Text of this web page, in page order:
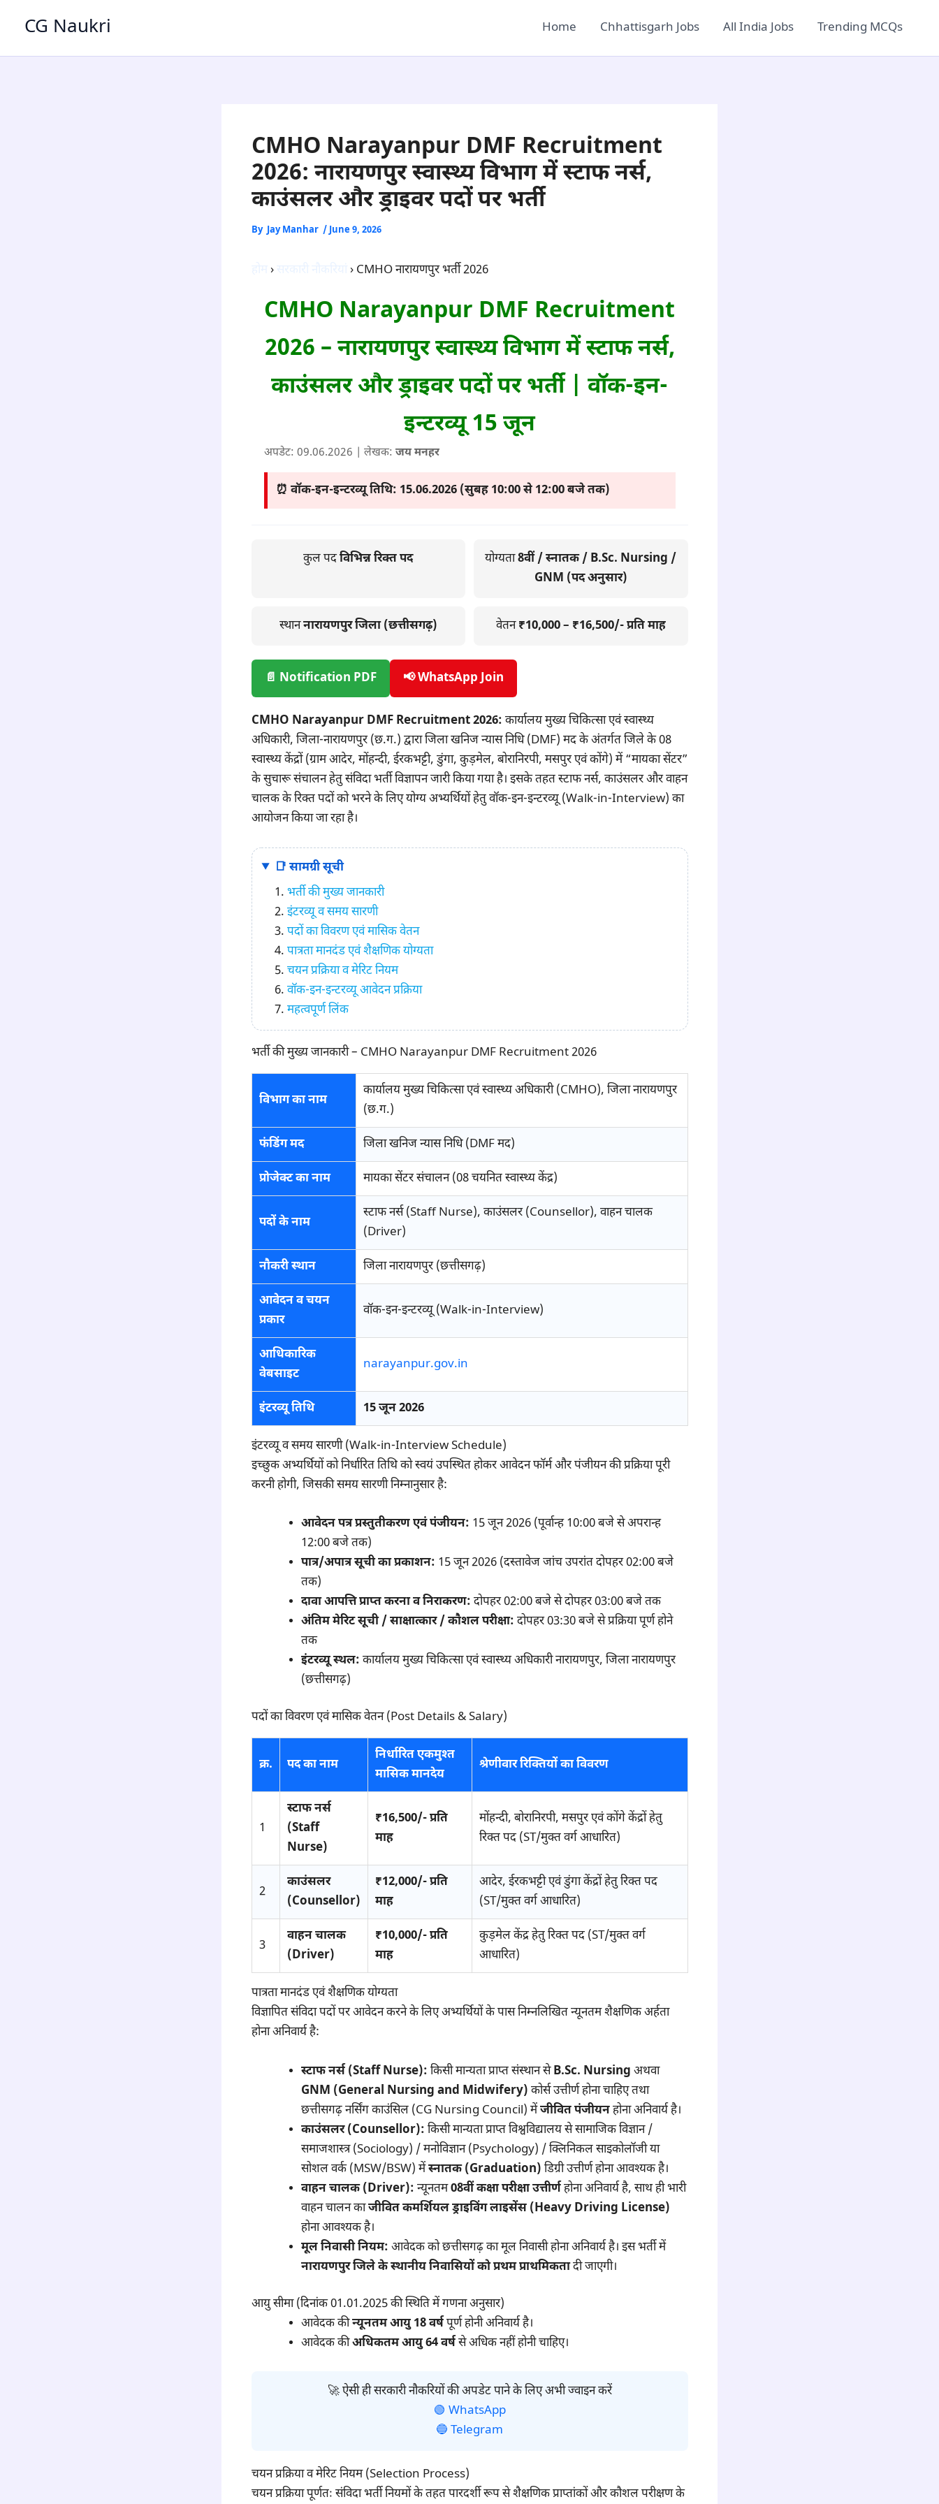
CG Naukri Home Chhattisgarh Jobs All India Jobs Trending MCQs
CMHO Narayanpur DMF Recruitment
2026: नारायणपुर स्वास्थ्य विभाग में स्टाफ नर्स,
काउंसलर और ड्राइवर पदों पर भर्ती
By Jay Manhar / June 9, 2026
› › CMHO नारायणपुर भर्ती 2026
CMHO Narayanpur DMF Recruitment
2026 – नारायणपुर स्वास्थ्य विभाग में स्टाफ नर्स,
काउंसलर और ड्राइवर पदों पर भर्ती | वॉक-इन-
इन्टरव्यू 15 जून
अपडेट: 09.06.2026 | लेखक: जय मनहर
⏰ वॉक-इन-इन्टरव्यू तिथि: 15.06.2026 (सुबह 10:00 से 12:00 बजे तक)
कुल पदविभिन्न रिक्त पद योग्यता8वीं / स्नातक / B.Sc. Nursing /
GNM (पद अनुसार)
स्थाननारायणपुर जिला (छत्तीसगढ़) वेतन₹10,000 – ₹16,500/- प्रति माह
📄 Notification PDF 📢 WhatsApp Join
CMHO Narayanpur DMF Recruitment 2026: कार्यालय मुख्य चिकित्सा एवं स्वास्थ्य
अधिकारी, जिला-नारायणपुर (छ.ग.) द्वारा जिला खनिज न्यास निधि (DMF) मद के अंतर्गत जिले के 08
स्वास्थ्य केंद्रों (ग्राम आदेर, मोंहन्दी, ईरकभट्टी, डुंगा, कुड़मेल, बोरानिरपी, मसपुर एवं कोंगे) में “मायका सेंटर”
के सुचारू संचालन हेतु संविदा भर्ती विज्ञापन जारी किया गया है। इसके तहत स्टाफ नर्स, काउंसलर और वाहन
चालक के रिक्त पदों को भरने के लिए योग्य अभ्यर्थियों हेतु वॉक-इन-इन्टरव्यू (Walk-in-Interview) का
आयोजन किया जा रहा है।
📑 सामग्री सूची
भर्ती की मुख्य जानकारी
इंटरव्यू व समय सारणी
पदों का विवरण एवं मासिक वेतन
पात्रता मानदंड एवं शैक्षणिक योग्यता
चयन प्रक्रिया व मेरिट नियम
वॉक-इन-इन्टरव्यू आवेदन प्रक्रिया
महत्वपूर्ण लिंक
भर्ती की मुख्य जानकारी – CMHO Narayanpur DMF Recruitment 2026
विभाग का नाम
कार्यालय मुख्य चिकित्सा एवं स्वास्थ्य अधिकारी (CMHO), जिला नारायणपुर
(छ.ग.)
फंडिंग मद जिला खनिज न्यास निधि (DMF मद)
प्रोजेक्ट का नाम मायका सेंटर संचालन (08 चयनित स्वास्थ्य केंद्र)
पदों के नाम
स्टाफ नर्स (Staff Nurse), काउंसलर (Counsellor), वाहन चालक
(Driver)
नौकरी स्थान जिला नारायणपुर (छत्तीसगढ़)
आवेदन व चयन
प्रकार
वॉक-इन-इन्टरव्यू (Walk-in-Interview)
आधिकारिक
वेबसाइट
narayanpur.gov.in
इंटरव्यू तिथि 15 जून 2026
इंटरव्यू व समय सारणी (Walk-in-Interview Schedule)
इच्छुक अभ्यर्थियों को निर्धारित तिथि को स्वयं उपस्थित होकर आवेदन फॉर्म और पंजीयन की प्रक्रिया पूरी
करनी होगी, जिसकी समय सारणी निम्नानुसार है:
आवेदन पत्र प्रस्तुतीकरण एवं पंजीयन: 15 जून 2026 (पूर्वान्ह 10:00 बजे से अपरान्ह
12:00 बजे तक)
पात्र/अपात्र सूची का प्रकाशन: 15 जून 2026 (दस्तावेज जांच उपरांत दोपहर 02:00 बजे
तक)
दावा आपत्ति प्राप्त करना व निराकरण: दोपहर 02:00 बजे से दोपहर 03:00 बजे तक
अंतिम मेरिट सूची / साक्षात्कार / कौशल परीक्षा: दोपहर 03:30 बजे से प्रक्रिया पूर्ण होने
तक
इंटरव्यू स्थल: कार्यालय मुख्य चिकित्सा एवं स्वास्थ्य अधिकारी नारायणपुर, जिला नारायणपुर
(छत्तीसगढ़)
पदों का विवरण एवं मासिक वेतन (Post Details & Salary)
क्र. पद का नाम
निर्धारित एकमुश्त
मासिक मानदेय
श्रेणीवार रिक्तियों का विवरण
1
स्टाफ नर्स
(Staff
Nurse)
₹16,500/- प्रति
माह
मोंहन्दी, बोरानिरपी, मसपुर एवं कोंगे केंद्रों हेतु
रिक्त पद (ST/मुक्त वर्ग आधारित)
2
काउंसलर
(Counsellor)
₹12,000/- प्रति
माह
आदेर, ईरकभट्टी एवं डुंगा केंद्रों हेतु रिक्त पद
(ST/मुक्त वर्ग आधारित)
3
वाहन चालक
(Driver)
₹10,000/- प्रति
माह
कुड़मेल केंद्र हेतु रिक्त पद (ST/मुक्त वर्ग
आधारित)
पात्रता मानदंड एवं शैक्षणिक योग्यता
विज्ञापित संविदा पदों पर आवेदन करने के लिए अभ्यर्थियों के पास निम्नलिखित न्यूनतम शैक्षणिक अर्हता
होना अनिवार्य है:
स्टाफ नर्स (Staff Nurse): किसी मान्यता प्राप्त संस्थान सेB.Sc. Nursing अथवा
GNM (General Nursing and Midwifery) कोर्स उत्तीर्ण होना चाहिए तथा
छत्तीसगढ़ नर्सिंग काउंसिल (CG Nursing Council) मेंजीवित पंजीयनहोना अनिवार्य है।
काउंसलर (Counsellor): किसी मान्यता प्राप्त विश्वविद्यालय से सामाजिक विज्ञान /
समाजशास्त्र (Sociology) / मनोविज्ञान (Psychology) / क्लिनिकल साइकोलॉजी या
सोशल वर्क (MSW/BSW) मेंस्नातक (Graduation) डिग्री उत्तीर्ण होना आवश्यक है।
वाहन चालक (Driver): न्यूनतम08वीं कक्षा परीक्षा उत्तीर्णहोना अनिवार्य है, साथ ही भारी
वाहन चालन काजीवित कमर्शियल ड्राइविंग लाइसेंस (Heavy Driving License)
होना आवश्यक है।
मूल निवासी नियम: आवेदक को छत्तीसगढ़ का मूल निवासी होना अनिवार्य है। इस भर्ती में
नारायणपुर जिले के स्थानीय निवासियों को प्रथम प्राथमिकतादी जाएगी।
आयु सीमा (दिनांक 01.01.2025 की स्थिति में गणना अनुसार)
आवेदक कीन्यूनतम आयु 18 वर्षपूर्ण होनी अनिवार्य है।
आवेदक कीअधिकतम आयु 64 वर्षसे अधिक नहीं होनी चाहिए।
🚀 ऐसी ही सरकारी नौकरियों की अपडेट पाने के लिए अभी ज्वाइन करें
🟢 WhatsApp
🔵 Telegram
चयन प्रक्रिया व मेरिट नियम (Selection Process)
चयन प्रक्रिया पूर्णतः संविदा भर्ती नियमों के तहत पारदर्शी रूप से शैक्षणिक प्राप्तांकों और कौशल परीक्षण के